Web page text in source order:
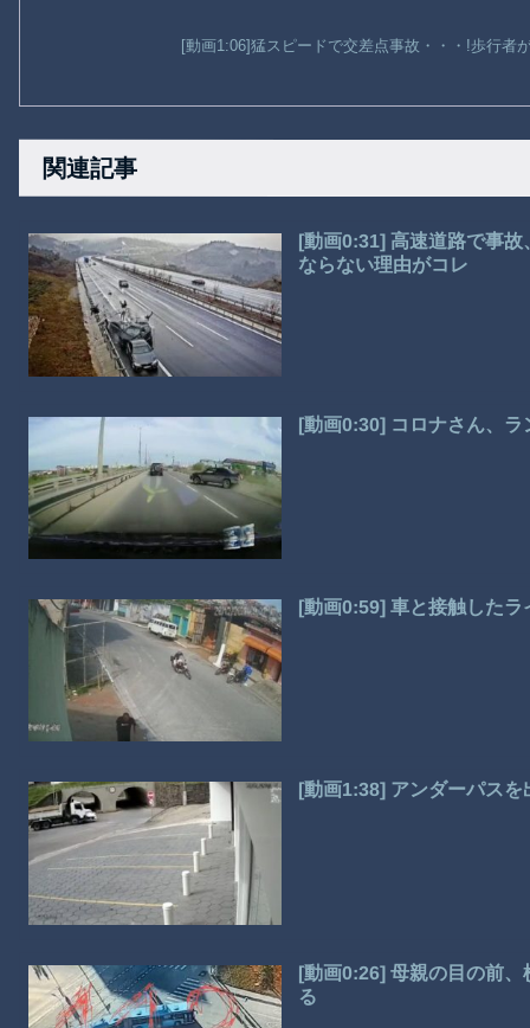
[動画1:06]猛スピードで交差点事故・・・!歩行者
関連記事
[動画0:31] 高速道路で事
ならない理由がコレ
[動画0:30] コロナさん、
[動画0:59] 車と接触した
[動画1:38] アンダーパス
[動画0:26] 母親の目の前
る